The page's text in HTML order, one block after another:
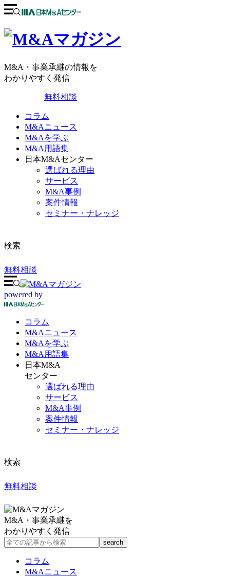
M&A・事業承継の情報を
わかりやすく発信
無料相談
コラム
M&Aニュース
M&Aを学ぶ
M&A用語集
日本M&Aセンター
選ばれる理由
サービス
M&A事例
案件情報
セミナー・ナレッジ
検索
無料相談
powered by
コラム
M&Aニュース
M&Aを学ぶ
M&A 用語集
日本M&A
センター
選ばれる理由
サービス
M&A事例
案件情報
セミナー・ナレッジ
検索
無料相談
M&A・事業承継を
わかりやすく発信
コラム
M&Aニュース